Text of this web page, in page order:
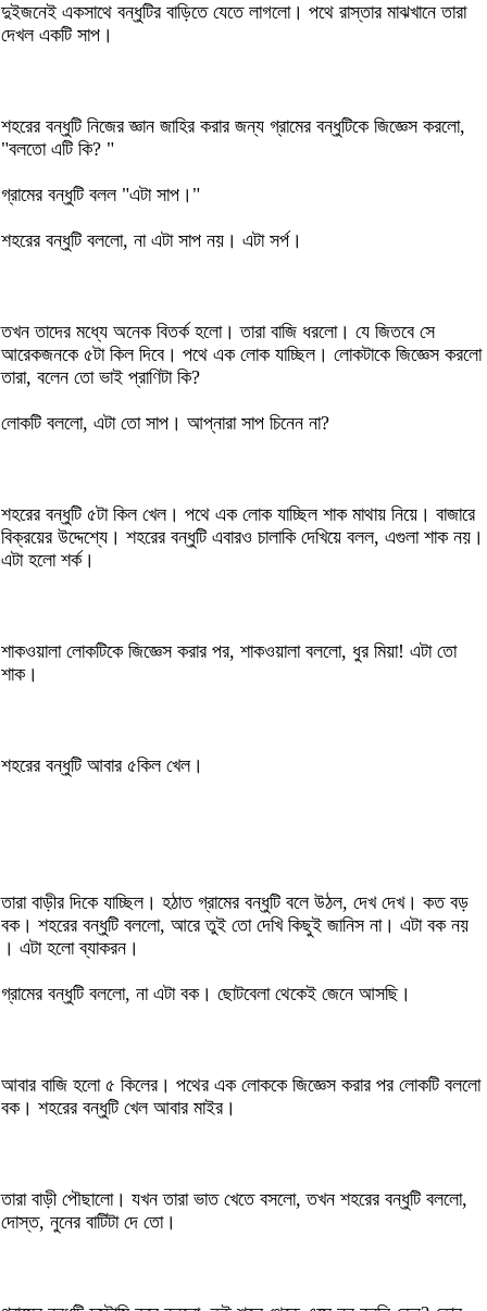
দুইজনেই একসাথে বন্ধুটির বাড়িতে যেতে লাগলো। পথে রাস্তার মাঝখানে তারা
দেখল একটি সাপ।
শহরের বন্ধুটি নিজের জ্ঞান জাহির করার জন্য গ্রামের বন্ধুটিকে জিজ্ঞেস করলো,
"বলতো এটি কি? "
গ্রামের বন্ধুটি বলল "এটা সাপ।"
শহরের বন্ধুটি বললো, না এটা সাপ নয়। এটা সর্প।
তখন তাদের মধ্যে অনেক বিতর্ক হলো। তারা বাজি ধরলো। যে জিতবে সে
আরেকজনকে ৫টা কিল দিবে। পথে এক লোক যাচ্ছিল। লোকটাকে জিজ্ঞেস করলো
তারা, বলেন তো ভাই প্রাণিটা কি?
লোকটি বললো, এটা তো সাপ। আপ্নারা সাপ চিনেন না?
শহরের বন্ধুটি ৫টা কিল খেল। পথে এক লোক যাচ্ছিল শাক মাথায় নিয়ে। বাজারে
বিক্রয়ের উদ্দেশ্যে। শহরের বন্ধুটি এবারও চালাকি দেখিয়ে বলল, এগুলা শাক নয়।
এটা হলো শর্ক।
শাকওয়ালা লোকটিকে জিজ্ঞেস করার পর, শাকওয়ালা বললো, ধুর মিয়া! এটা তো
শাক।
শহরের বন্ধুটি আবার ৫কিল খেল।
তারা বাড়ীর দিকে যাচ্ছিল। হঠাত গ্রামের বন্ধুটি বলে উঠল, দেখ দেখ। কত বড়
বক। শহরের বন্ধুটি বললো, আরে তুই তো দেখি কিছুই জানিস না। এটা বক নয়
। এটা হলো ব্যাকরন।
গ্রামের বন্ধুটি বললো, না এটা বক। ছোটবেলা থেকেই জেনে আসছি।
আবার বাজি হলো ৫ কিলের। পথের এক লোককে জিজ্ঞেস করার পর লোকটি বললো
বক। শহরের বন্ধুটি খেল আবার মাইর।
তারা বাড়ী পৌছালো। যখন তারা ভাত খেতে বসলো, তখন শহরের বন্ধুটি বললো,
দোস্ত, নুনের বাটিটা দে তো।